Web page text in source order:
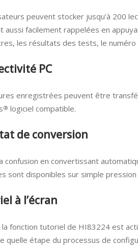
peuvent stocker jusqu’à 200
aussi facilement rappelées en
les résultats des tests, le numéro
PC
enregistrées peuvent être
® logiciel compatible.
de conversion
confusion en convertissant
sont disponibles sur simple pression
à l’écran
la fonction tutoriel de HI83224 est
quelle étape du processus de